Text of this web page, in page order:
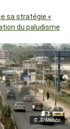
sa stratégie «
du paludisme
© JD Malabo